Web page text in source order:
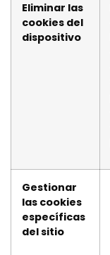
Eliminar las
cookies del
dispositivo
Gestionar
las cookies
específicas
del sitio